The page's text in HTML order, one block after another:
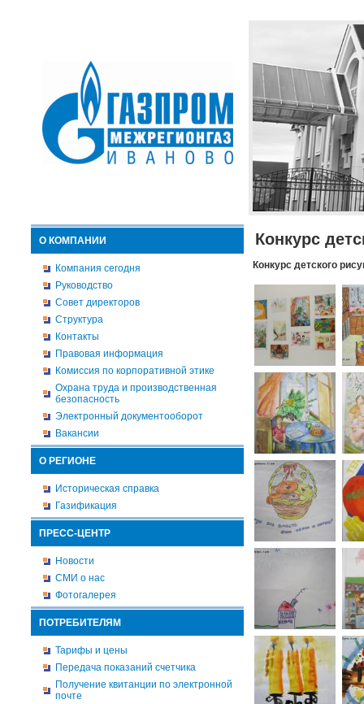
О КОМПАНИИ
Компания сегодня
Руководство
Совет директоров
Структура
Контакты
Правовая информация
Комиссия по корпоративной этике
Охрана труда и производственная
безопасность
Электронный документооборот
Вакансии
О РЕГИОНЕ
Историческая справка
Газификация
ПРЕСС-ЦЕНТР
Новости
СМИ о нас
Фотогалерея
ПОТРЕБИТЕЛЯМ
Тарифы и цены
Передача показаний счетчика
Получение квитанции по электронной
почте
Конкурс
Конкурс детского